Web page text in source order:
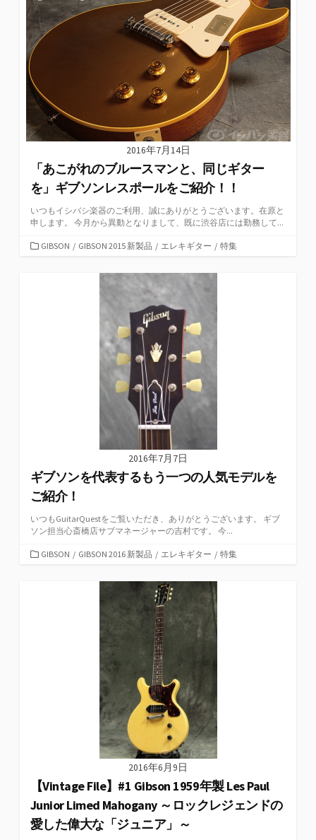
2016年7月14日
「あこがれのブルースマンと、同じギター
を」ギブソンレスポールをご紹介！！
いつもイシバシ楽器のご利用、誠にありがとうございます。在原と
申します。 今月から異動となりまして、既に渋谷店には勤務して...
カGIBSON / GIBSON 2015 新製品 / エレキギター / 特集
2016年7月7日
ギブソンを代表するもう一つの人気モデルを
ご紹介！
いつもGuitarQuestをご覧いただき、ありがとうございます。 ギブ
ソン担当心斎橋店サブマネージャーの吉村です。 今...
カGIBSON / GIBSON 2016 新製品 / エレキギター / 特集
2016年6月9日
【Vintage File】#1 Gibson 1959年製 Les Paul
Junior Limed Mahogany ～ロックレジェンドの
愛した偉大な「ジュニア」～